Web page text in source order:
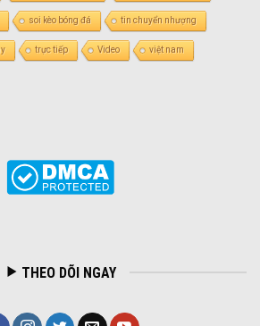
soi kèo bóng đá tin chuyển nhượng
trực tiếp Video việt nam
THEO DÕI NGAY